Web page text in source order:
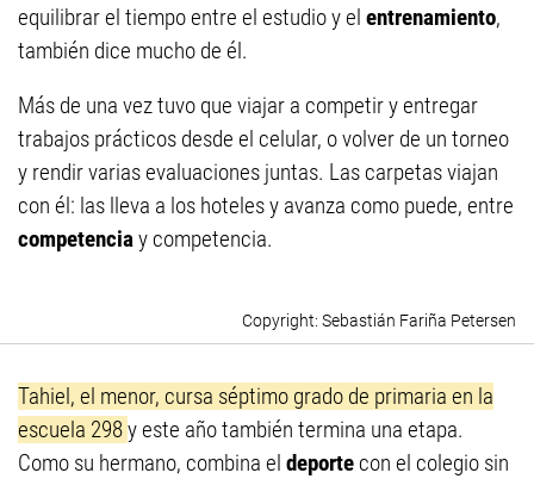
equilibrar el tiempo entre el estudio y el entrenamiento,
también dice mucho de él.
Más de una vez tuvo que viajar a competir y entregar
trabajos prácticos desde el celular, o volver de un torneo
y rendir varias evaluaciones juntas. Las carpetas viajan
con él: las lleva a los hoteles y avanza como puede, entre
competenciay competencia.
Sebastián Fariña Petersen
Tahiel, el menor, cursa séptimo grado de primaria en la
escuela 298y este año también termina una etapa.
Como su hermano, combina el deporte con el colegio sin